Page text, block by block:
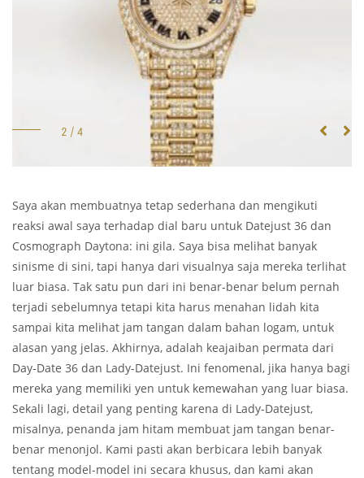
Saya akan membuatnya tetap sederhana dan mengikuti
reaksi awal saya terhadap dial baru untuk Datejust 36 dan
Cosmograph Daytona: ini gila. Saya bisa melihat banyak
sinisme di sini, tapi hanya dari visualnya saja mereka terlihat
luar biasa. Tak satu pun dari ini benar-benar belum pernah
terjadi sebelumnya tetapi kita harus menahan lidah kita
sampai kita melihat jam tangan dalam bahan logam, untuk
alasan yang jelas. Akhirnya, adalah keajaiban permata dari
Day-Date 36 dan Lady-Datejust. Ini fenomenal, jika hanya bagi
mereka yang memiliki yen untuk kemewahan yang luar biasa.
Sekali lagi, detail yang penting karena di Lady-Datejust,
misalnya, penanda jam hitam membuat jam tangan benar-
benar menonjol. Kami pasti akan berbicara lebih banyak
tentang model-model ini secara khusus, dan kami akan